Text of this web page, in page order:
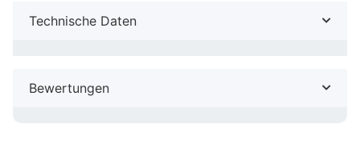
Technische Daten
Bewertungen